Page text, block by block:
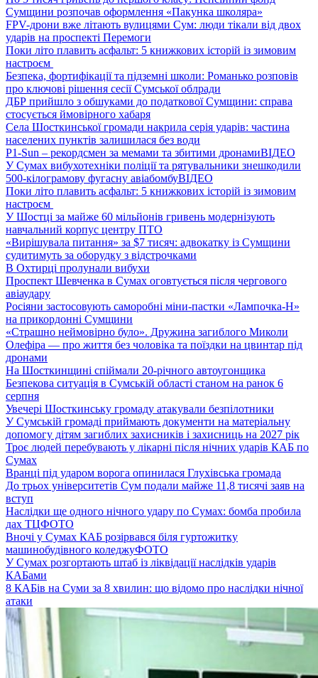
Сумщини розпочав оформлення «Пакунка школяра»
FPV-дрони вже літають вулицями Сум: люди тікали від двох
ударів на проспекті Перемоги
Поки літо плавить асфальт: 5 книжкових історій із зимовим
настроєм
Безпека, фортифікації та підземні школи: Романько розповів
про ключові рішення сесії Сумської облради
ДБР прийшло з обшуками до податкової Сумщини: справа
стосується ймовірного хабаря
Села Шосткинської громади накрила серія ударів: частина
населених пунктів залишилася без води
P1-Sun – рекордсмен за мемами та збитими дронамиВІДЕО
У Сумах вибухотехніки поліції та рятувальники знешкодили
500-кілограмову фугасну авіабомбуВІДЕО
Поки літо плавить асфальт: 5 книжкових історій із зимовим
настроєм
У Шостці за майже 60 мільйонів гривень модернізують
навчальний корпус центру ПТО
«Вирішувала питання» за $7 тисяч: адвокатку із Сумщини
судитимуть за оборудку з відстрочками
В Охтирці пролунали вибухи
Проспект Шевченка в Сумах оговтується після чергового
авіаудару
Росіяни застосовують саморобні міни-пастки «Лампочка-Н»
на прикордонні Сумщини
«Страшно неймовірно було». Дружина загиблого Миколи
Олефіра — про життя без чоловіка та поїздки на цвинтар під
дронами
На Шосткинщині спіймали 20-річного автоугонщика
Безпекова ситуація в Сумській області станом на ранок 6
серпня
Увечері Шосткинську громаду атакували безпілотники
У Сумській громаді приймають документи на матеріальну
допомогу дітям загиблих захисників і захисниць на 2027 рік
Троє людей перебувають у лікарні після нічних ударів КАБ по
Сумах
Вранці під ударом ворога опинилася Глухівська громада
До трьох університетів Сум подали майже 11,8 тисячі заяв на
вступ
Наслідки ще одного нічного удару по Сумах: бомба пробила
дах ТЦФОТО
Вночі у Сумах КАБ розірвався біля гуртожитку
машинобудівного коледжуФОТО
У Сумах розгортають штаб із ліквідації наслідків ударів
КАБами
8 КАБів на Суми за 8 хвилин: що відомо про наслідки нічної
атаки